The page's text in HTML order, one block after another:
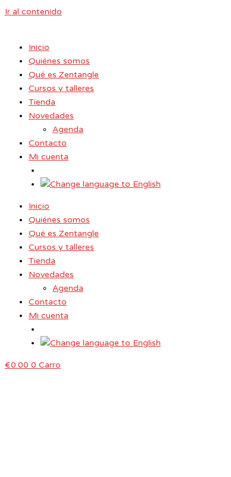
Ir al contenido
Inicio
Quiénes somos
Qué es Zentangle
Cursos y talleres
Tienda
Novedades
Agenda
Contacto
Mi cuenta
Inicio
Quiénes somos
Qué es Zentangle
Cursos y talleres
Tienda
Novedades
Agenda
Contacto
Mi cuenta
€0.00 0 Carro